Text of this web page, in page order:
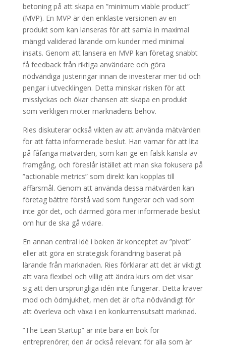
betoning på att skapa en ”minimum viable product”
(MVP). En MVP är den enklaste versionen av en
produkt som kan lanseras för att samla in maximal
mängd validerad lärande om kunder med minimal
insats. Genom att lansera en MVP kan företag snabbt
få feedback från riktiga användare och göra
nödvändiga justeringar innan de investerar mer tid och
pengar i utvecklingen. Detta minskar risken för att
misslyckas och ökar chansen att skapa en produkt
som verkligen möter marknadens behov.
Ries diskuterar också vikten av att använda mätvärden
för att fatta informerade beslut. Han varnar för att lita
på fåfänga mätvärden, som kan ge en falsk känsla av
framgång, och föreslår istället att man ska fokusera på
”actionable metrics” som direkt kan kopplas till
affärsmål. Genom att använda dessa mätvärden kan
företag bättre förstå vad som fungerar och vad som
inte gör det, och därmed göra mer informerade beslut
om hur de ska gå vidare.
En annan central idé i boken är konceptet av ”pivot”
eller att göra en strategisk förändring baserat på
lärande från marknaden. Ries förklarar att det är viktigt
att vara flexibel och villig att ändra kurs om det visar
sig att den ursprungliga idén inte fungerar. Detta kräver
mod och ödmjukhet, men det är ofta nödvändigt för
att överleva och växa i en konkurrensutsatt marknad.
”The Lean Startup” är inte bara en bok för
entreprenörer; den är också relevant för alla som är